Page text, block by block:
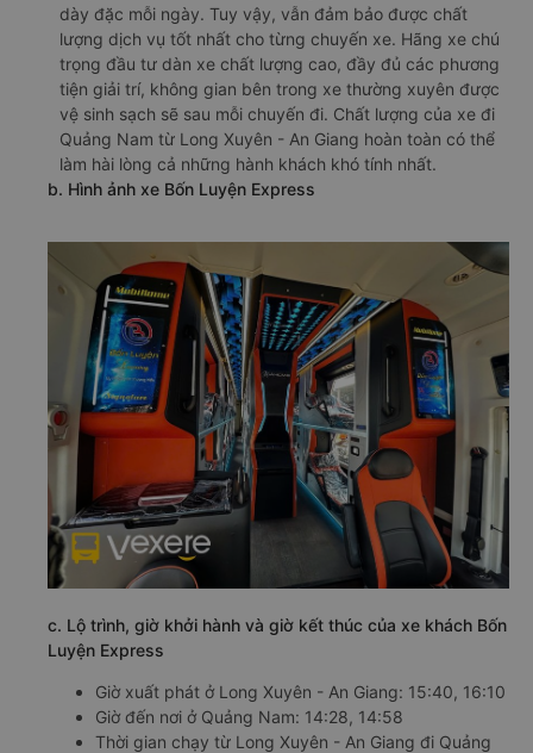
dày đặc mỗi ngày. Tuy vậy, vẫn đảm bảo được chất
lượng dịch vụ tốt nhất cho từng chuyến xe. Hãng xe chú
trọng đầu tư dàn xe chất lượng cao, đầy đủ các phương
tiện giải trí, không gian bên trong xe thường xuyên được
vệ sinh sạch sẽ sau mỗi chuyến đi. Chất lượng của xe đi
Quảng Nam từ Long Xuyên - An Giang hoàn toàn có thể
làm hài lòng cả những hành khách khó tính nhất.
b. Hình ảnh xe Bốn Luyện Express
c. Lộ trình, giờ khởi hành và giờ kết thúc của xe khách Bốn
Luyện Express
Giờ xuất phát ở Long Xuyên - An Giang: 15:40, 16:10
Giờ đến nơi ở Quảng Nam: 14:28, 14:58
Thời gian chạy từ Long Xuyên - An Giang đi Quảng